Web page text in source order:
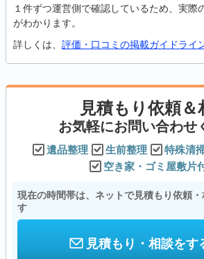
１件ずつ運営側で確認しているため、実際
がわかります。
詳しくは、 評価・口コミの掲載ガイドライ
見積もり依頼＆
お気軽にお問い合わせ
遺品整理 生前整理 特殊清
空き家・ゴミ屋敷片
現在の時間帯は、ネットで見積もり依頼
す
見積もり・相談をす